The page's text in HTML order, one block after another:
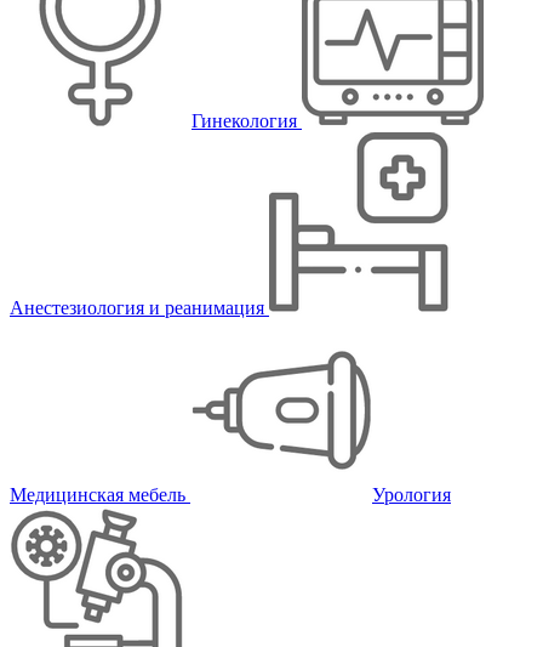
Гинекология
Анестезиология и реанимация
Медицинская мебель Урология